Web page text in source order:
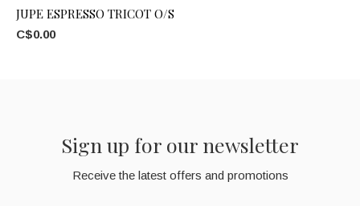
JUPE ESPRESSO TRICOT O/S
C$0.00
Sign up for our newsletter
Receive the latest offers and promotions